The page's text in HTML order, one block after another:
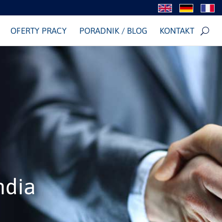
OFERTY PRACY PORADNIK / BLOG KONTAKT